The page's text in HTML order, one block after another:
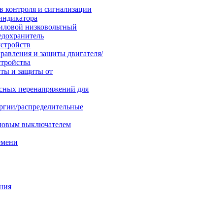
контроля и сигнализации
низковольтный
и защиты двигателя/
и защиты от
перенапряжений для
распределительные
выключателем